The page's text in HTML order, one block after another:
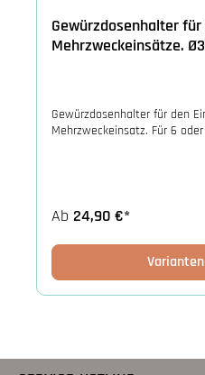
Gewürzdosenhalter
Mehrzweckeinsätze.
Gewürzdosenhalter für den
Mehrzweckeinsatz. Für 6
Ab 24,90 €*